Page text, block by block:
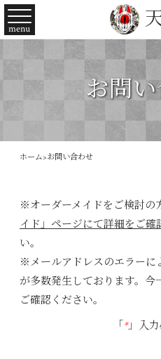
menu
お問
ホーム>お問い合わせ
※オーダーメイドをご検討の
イド」ページにて詳細をご確
い。
※メールアドレスのエラーに
が多数発生しております。今
ご確認ください。
「 *」入